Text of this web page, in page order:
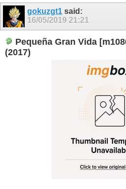
gokuzgt1 said:
16/05/2019 21:21
Pequeña Gran Vida
(2017)